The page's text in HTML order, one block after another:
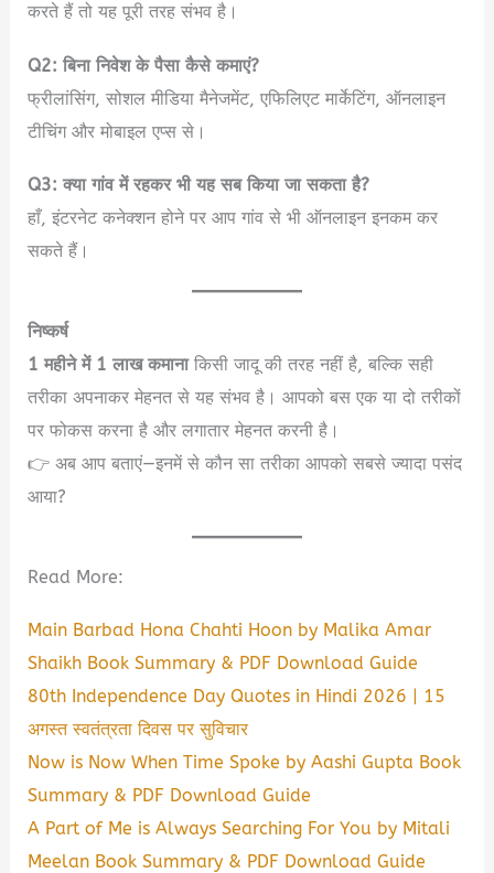
करते हैं तो यह पूरी तरह संभव है।
Q2: बिना निवेश के पैसा कैसे कमाएं?
फ्रीलांसिंग, सोशल मीडिया मैनेजमेंट, एफिलिएट मार्केटिंग, ऑनलाइन
टीचिंग और मोबाइल एप्स से।
Q3: क्या गांव में रहकर भी यह सब किया जा सकता है?
हाँ, इंटरनेट कनेक्शन होने पर आप गांव से भी ऑनलाइन इनकम कर
सकते हैं।
निष्कर्ष
1 महीने में 1 लाख कमानाकिसी जादू की तरह नहीं है, बल्कि सही
तरीका अपनाकर मेहनत से यह संभव है। आपको बस एक या दो तरीकों
पर फोकस करना है और लगातार मेहनत करनी है।
👉 अब आप बताएं—इनमें से कौन सा तरीका आपको सबसे ज्यादा पसंद
आया?
Read More:
Main Barbad Hona Chahti Hoon by Malika Amar
Shaikh Book Summary & PDF Download Guide
80th Independence Day Quotes in Hindi 2026 | 15
अगस्त स्वतंत्रता दिवस पर सुविचार
Now is Now When Time Spoke by Aashi Gupta Book
Summary & PDF Download Guide
A Part of Me is Always Searching For You by Mitali
Meelan Book Summary & PDF Download Guide